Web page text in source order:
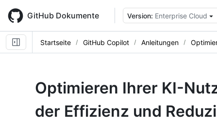
main
content
GitHub Dokumente Version: Enterprise Cloud
Startseite GitHub Copilot Anleitungen
Optimieren Ihrer KI-
der Effizienz und